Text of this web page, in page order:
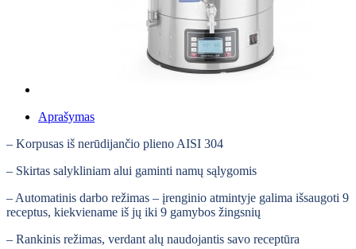
Aprašymas
– Korpusas iš nerūdijančio plieno AISI 304
– Skirtas salykliniam alui gaminti namų sąlygomis
– Automatinis darbo režimas – įrenginio atmintyje galima išsaugoti 9
receptus, kiekviename iš jų iki 9 gamybos žingsnių
– Rankinis režimas, verdant alų naudojantis savo receptūra